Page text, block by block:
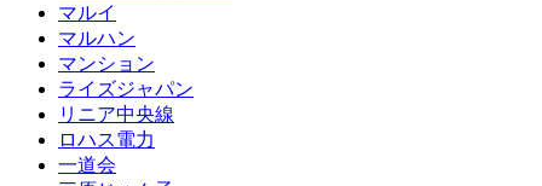
マルイ
マルハン
マンション
ライズジャパン
リニア中央線
ロハス電力
一道会